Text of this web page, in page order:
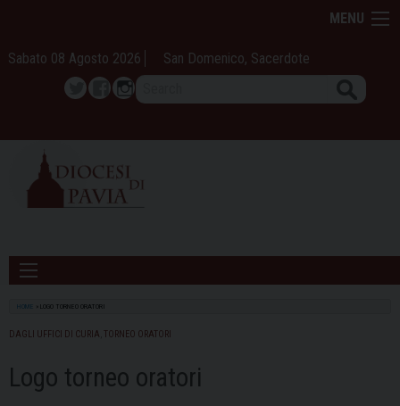
content
MENU
Sabato 08 Agosto 2026 San Domenico, Sacerdote
TwitterFacebook
Instagram
HOME LOGO TORNEO ORATORI
DAGLI UFFICI DI CURIA TORNEO ORATORI
Logo torneo oratori